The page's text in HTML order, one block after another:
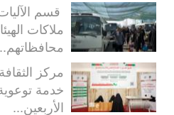
قسم
ملاكات
خدمة
الأربعين...